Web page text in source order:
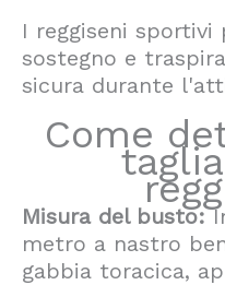
I reggiseni
sostegno e
sicura durante
Come
Misura del busto:
metro a nastro
gabbia toracica,